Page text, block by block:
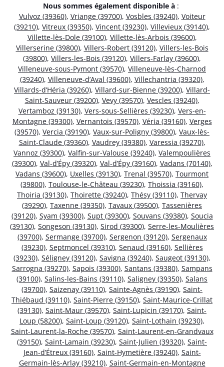
Nous sommes également disponible à :
Vulvoz (39360), Vriange (39700), Vosbles (39240), Voiteur
(39210), Vitreux (39350), Vincent (39230), Villevieux (39140),
Villette-lès-Dole (39100), Villette-lès-Arbois (39600),
Villerserine (39800), Villers-Robert (39120), Villers-les-Bois
(39800), Villers-les-Bois (39120), Villers-Farlay (39600),
Villeneuve-sous-Pymont (39570), Villeneuve-lès-Charnod
(39240), Villeneuve-d’Aval (39600), Villechantria (39320),
Villards-d’Héria (39260), Villard-sur-Bienne (39200), Villard-
Saint-Sauveur (39200), Vevy (39570), Vescles (39240),
Vertamboz (39130), Vers-sous-Sellières (39230), Vers-en-
Montagne (39300), Vernantois (39570), Véria (39160), Verges
(39570), Vercia (39190), Vaux-sur-Poligny (39800), Vaux-lès-
Saint-Claude (39360), Vaudrey (39380), Varessia (39270),
Vannoz (39300), Valfin-sur-Valouse (39240), Valempoulières
(39300), Val-d’Épy (39320), Val-d’Épy (39160), Vadans (70140),
Vadans (39600), Uxelles (39130), Trenal (39570), Tourmont
(39800), Toulouse-le-Château (39230), Thoissia (39160),
Thoiria (39130), Thoirette (39240), Thésy (39110), Thervay
(39290), Taxenne (39350), Tavaux (39500), Tassenières
(39120), Syam (39300), Supt (39300), Souvans (39380), Soucia
(39130), Songeson (39130), Sirod (39300), Serre-les-Moulières
(39700), Sermange (39700), Sergenon (39120), Sergenaux
(39230), Septmoncel (39310), Senaud (39160), Sellières
(39230), Séligney (39120), Savigna (39240), Saugeot (39130),
Sarrogna (39270), Sapois (39300), Santans (39380), Sampans
(39100), Salins-les-Bains (39110), Saligney (39350), Salans
(39700), Saizenay (39110), Sainte-Agnès (39190), Saint-
Thiébaud (39110), Saint-Pierre (39150), Saint-Maurice-Crillat
(39130), Saint-Maur (39570), Saint-Lupicin (39170), Saint-
Loup (58200), Saint-Loup (39120), Saint-Lothain (39230),
Saint-Laurent-la-Roche (39570), Saint-Laurent-en-Grandvaux
(39150), Saint-Lamain (39230), Saint-Julien (39320), Saint-
Jean-d’Étreux (39160), Saint-Hymetière (39240), Saint-
Germain-lès-Arlay (39210), Saint-Germain-en-Montagne